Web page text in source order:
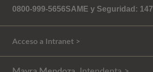
0800-999-5656SAME y Seguridad: 147
Acceso a Intranet >